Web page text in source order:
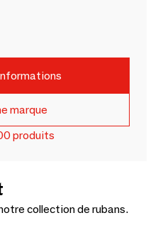
marque
produits
collection de rubans.